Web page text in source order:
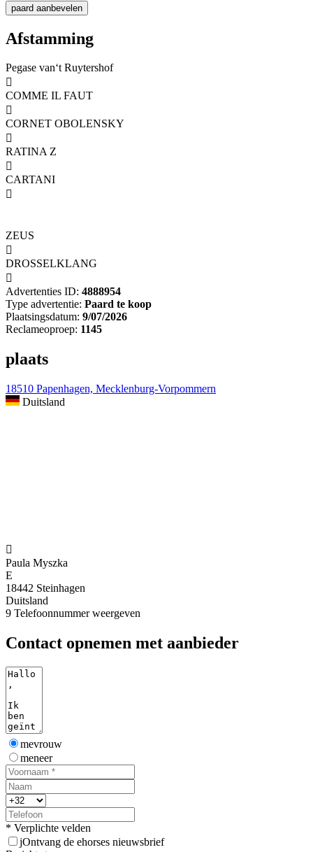
Afstamming
Pegase van‘t Ruytershof

COMME IL FAUT

CORNET OBOLENSKY

RATINA Z

CARTANI

ZEUS

DROSSELKLANG

Advertenties ID: 4888954
Type advertentie: Paard te koop
Plaatsingsdatum: 9/07/2026
Reclameoproep: 1145
plaats
18510 Papenhagen, Mecklenburg-Vorpommern
Duitsland

Paula Myszka
E
18442 Steinhagen
Duitsland
9 Telefoonnummer weergeven
Contact opnemen met aanbieder
mevrouw
meneer
* Verplichte velden
jOntvang de ehorses nieuwsbrief